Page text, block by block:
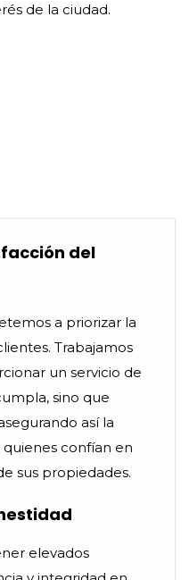
de la ciudad.
del
a priorizar la
Trabajamos
un servicio de
sino que
así la
confían en
sus propiedades.
elevados